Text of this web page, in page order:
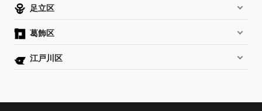
足立区
葛飾区
江戸川区